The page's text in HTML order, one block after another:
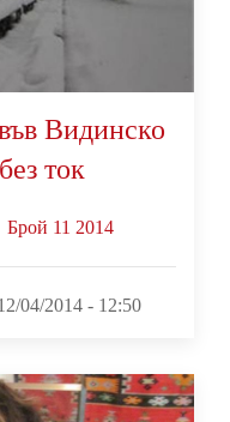
Видинско
ток
Брой 11 2014
04/2014 - 12:50